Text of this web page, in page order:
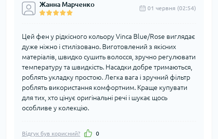
Жанна Марченко 01 червня (02:54)
Цей фен у рідкісного кольору Vinca Blue/Rose виглядає
дуже ніжно і стилізовано. Виготовлений з якісних
матеріалів, швидко сушить волосся, зручно регулювати
температуру та швидкість. Насадки добре тримаються,
роблять укладку простою. Легка вага і зручний фільтр
роблять використання комфортним. Краще купувати
для тих, хто цінує оригінальні речі і шукає щось
особливе у колекцію.
Відгук був корисний? 0